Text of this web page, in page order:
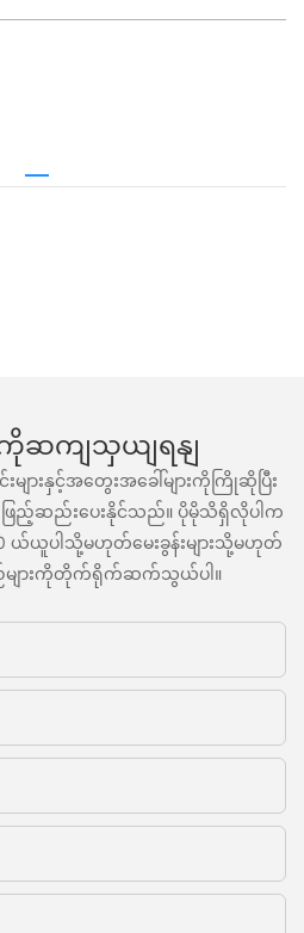
ကိုဆကျသှယျရနျ
းနှင့်အတွေးအခေါ်များကိုကြိုဆိုပြီး
ြည့်ဆည်းပေးနိုင်သည်။ ပိုမိုသိရှိလိုပါက
ယ်ယူပါသို့မဟုတ်မေးခွန်းများသို့မဟုတ်
ည်များကိုတိုက်ရိုက်ဆက်သွယ်ပါ။